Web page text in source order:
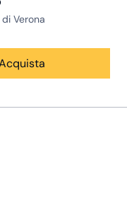
Verona